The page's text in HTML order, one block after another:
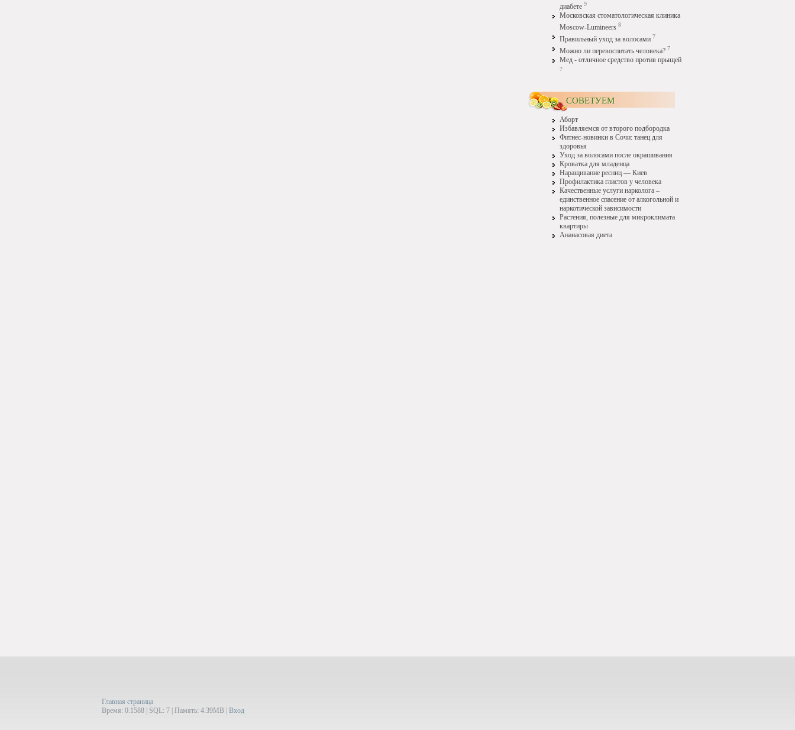
диабете 9
Московская стоматологическая клиника
Moscow-Lumineers 8
Правильный уход за волосами 7
Можно ли перевоспитать человека? 7
Мед - отличное средство против прыщей
7
СОВЕТУЕМ
Аборт
Избавляемся от второго подбородка
Фитнес-новинки в Сочи: танец для
здоровья
Уход за волосами после окрашивания
Кроватка для младенца
Наращивание ресниц — Киев
Профилактика глистов у человека
Качественные услуги нарколога –
единственное спасение от алкогольной и
наркотической зависимости
Растения, полезные для микроклимата
квартиры
Ананасовая диета
Главная страница
Время: 0.1588 | SQL: 7 | Память: 4.39MB Вход